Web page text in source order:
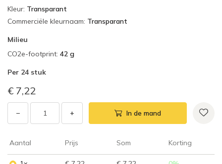
Kleur: Transparant
Commerciële kleurnaam: Transparant
Milieu
CO2e-footprint: 42 g
Per 24 stuk
€ 7,22
− + In de mand
Aantal Prijs Som Korting